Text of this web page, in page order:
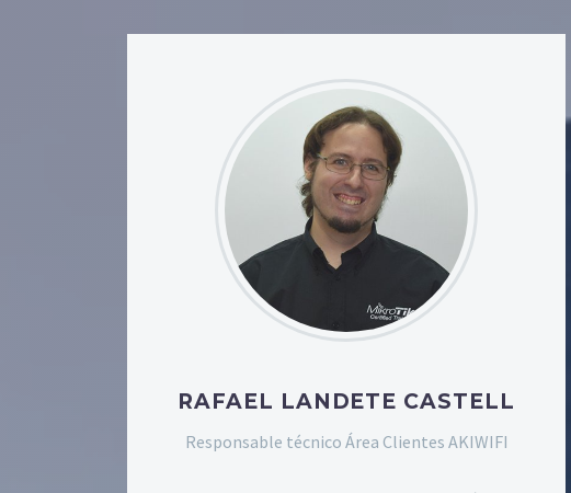
RAFAEL LANDETE CASTELL
Responsable técnico Área Clientes AKIWIFI